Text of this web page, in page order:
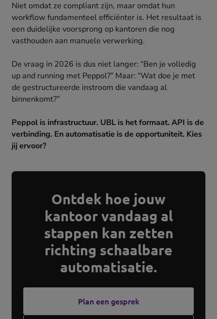
Niet omdat ze compliant zijn, maar omdat hun
workflow fundamenteel efficiënter is. Het resultaat is
een duidelijke voorsprong op kantoren die nog
vasthouden aan manuele verwerking.
De vraag in 2026 is dus niet langer: “Ben je volledig
up and running met Peppol?” Maar: “Wat doe je met
de gestructureerde instroom die vandaag al
binnenkomt?”
Peppol is infrastructuur. UBL is het formaat. API is de
verbinding. En automatisatie is de opportuniteit. Kies
jij ervoor?
Ontdek hoe jouw
kantoor vandaag al
stappen kan zetten
richting schaalbare
automatisatie.
Plan een gesprek